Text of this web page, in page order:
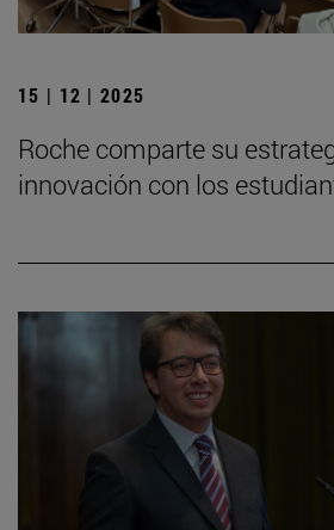
15 | 12 | 2025
Roche comparte su
innovación con los